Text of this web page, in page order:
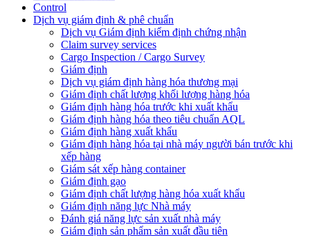
Control
Dịch vụ giám định & phê chuẩn
Dịch vụ Giám định kiểm định chứng nhận
Claim survey services
Cargo Inspection / Cargo Survey
Giám định
Dịch vụ giám định hàng hóa thương mại
Giám định chất lượng khối lượng hàng hóa
Giám định hàng hóa trước khi xuất khẩu
Giám định hàng hóa theo tiêu chuẩn AQL
Giám định hàng xuất khẩu
Giám định hàng hóa tại nhà máy người bán trước khi
xếp hàng
Giám sát xếp hàng container
Giám định gạo
Giám định chất lượng hàng hóa xuất khẩu
Giám định năng lực Nhà máy
Đánh giá năng lực sản xuất nhà máy
Giám định sản phẩm sản xuất đầu tiên